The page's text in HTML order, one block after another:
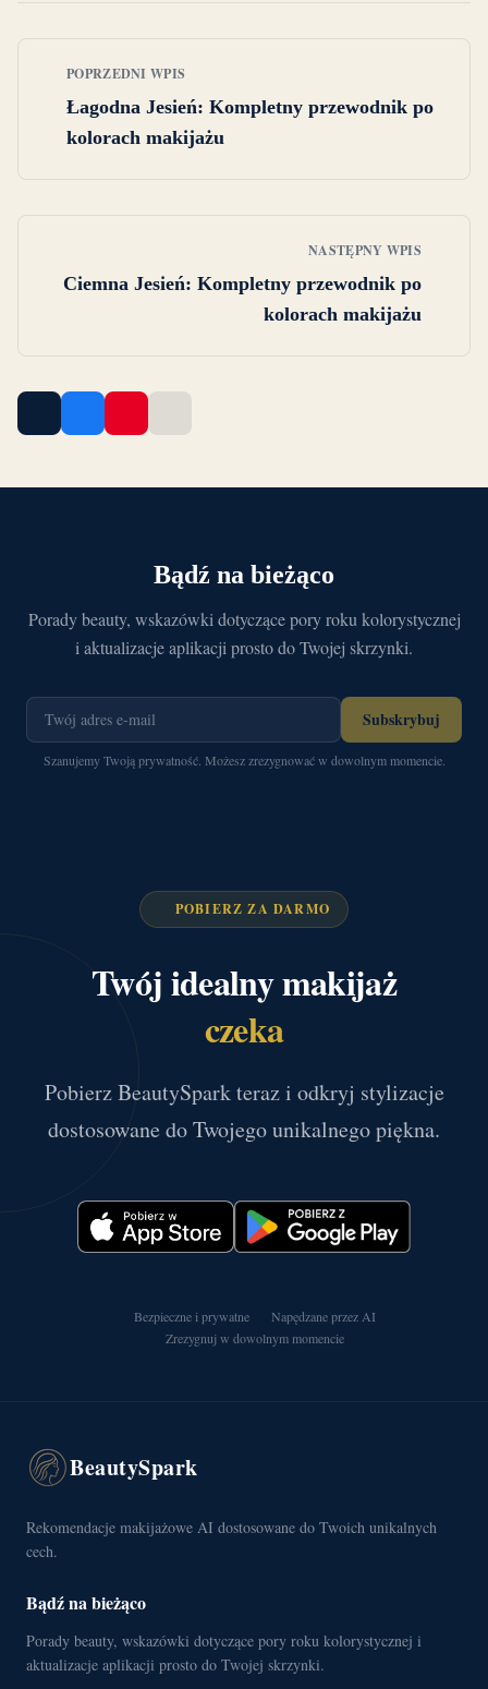
POPRZEDNI WPIS
Łagodna Jesień: Kompletny przewodnik po
kolorach makijażu
NASTĘPNY WPIS
Ciemna Jesień: Kompletny przewodnik po
kolorach makijażu
Bądź na bieżąco
Porady beauty, wskazówki dotyczące pory roku kolorystycznej
i aktualizacje aplikacji prosto do Twojej skrzynki.
Subskrybuj
Szanujemy Twoją prywatność. Możesz zrezygnować w dowolnym momencie.
POBIERZ ZA DARMO
Twój idealny makijaż
czeka
Pobierz BeautySpark teraz i odkryj stylizacje
dostosowane do Twojego unikalnego piękna.
Bezpieczne i prywatne
Napędzane przez AI
Zrezygnuj w dowolnym momencie
BeautySpark
Rekomendacje makijażowe AI dostosowane do Twoich unikalnych
cech.
Bądź na bieżąco
Porady beauty, wskazówki dotyczące pory roku kolorystycznej i
aktualizacje aplikacji prosto do Twojej skrzynki.